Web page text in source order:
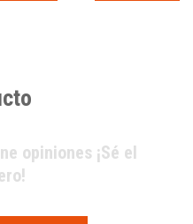
opiniones ¡Sé el